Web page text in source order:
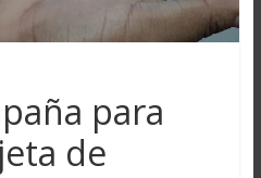
para
de